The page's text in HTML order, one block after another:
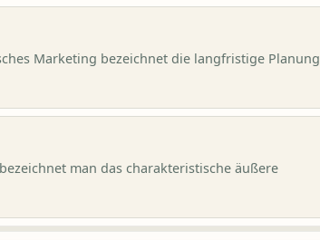
Marketing bezeichnet die langfristige Planung
man das charakteristische äußere